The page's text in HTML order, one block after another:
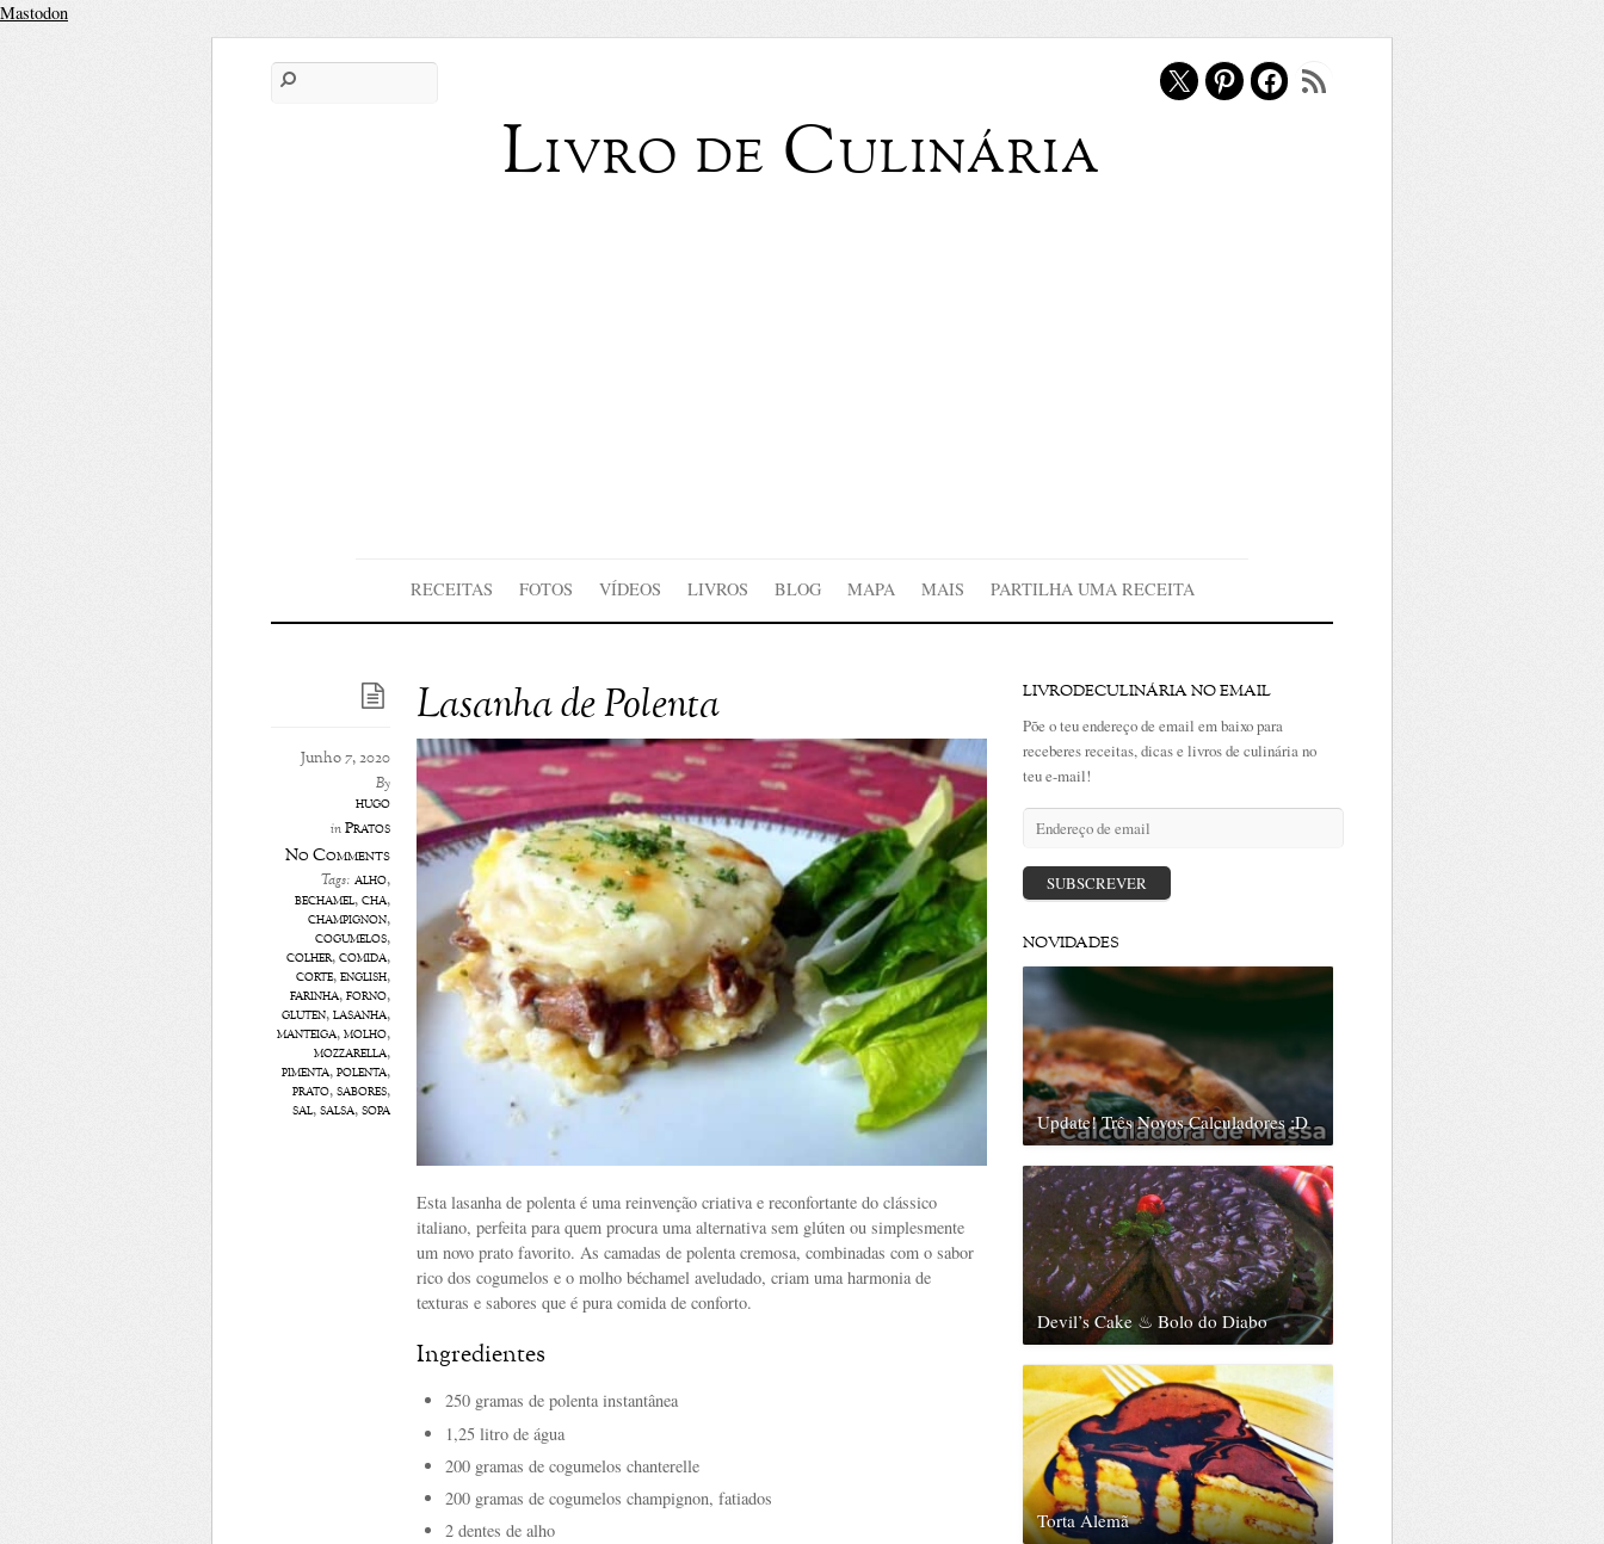
Mastodon
Livro de Culinária
X Pinterest
Facebook
Feed RSS
RECEITAS FOTOS VÍDEOS LIVROS BLOG MAPA MAIS PARTILHA UMA RECEITA
Lasanha de Polenta
Junho 7, 2020
By
hugo
inPratos
No Comments
Tags: alho,
bechamel,chá,
champignon,
cogumelos,
colher,comida,
corte,english,
farinha,forno,
glúten,lasanha,
manteiga,molho,
mozzarella,
pimenta,polenta,
prato,sabores,
sal,salsa,sopa
Esta lasanha de polenta é uma reinvenção criativa e reconfortante do clássico
italiano, perfeita para quem procura uma alternativa sem glúten ou simplesmente
um novo prato favorito. As camadas de polenta cremosa, combinadas com o sabor
rico dos cogumelos e o molho béchamel aveludado, criam uma harmonia de
texturas e sabores que é pura comida de conforto.
Ingredientes
250 gramas de polenta instantânea
1,25 litro de água
200 gramas de cogumelos chanterelle
200 gramas de cogumelos champignon, fatiados
2 dentes de alho
LIVRODECULINÁRIA NO EMAIL
Põe o teu endereço de email em baixo para
receberes receitas, dicas e livros de culinária no
teu e-mail!
email
SUBSCREVER
NOVIDADES
Update! Três Novos Calculadores ;D
Devil’s Cake ♨ Bolo do Diabo
Torta Alemã